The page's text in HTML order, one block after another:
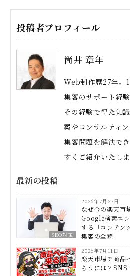
投稿者プロフィール
筒井 章年
Web制作歴27年。
集客のサポート経験
その経験で得た知
案やコンサルティ
集客問題を解決で
すくご紹介いたしま
最新の投稿
SEO対策
2026年7月27日
なぜ今の楽天市
Google検索エ
する「コンテン
集客の全貌
2026年7月11日
楽天市場で商品
らうには？SNS